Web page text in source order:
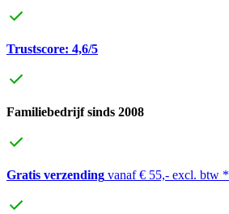
Trustscore: 4,6/5
Familiebedrijf sinds 2008
Gratis verzending vanaf € 55,- excl. btw *